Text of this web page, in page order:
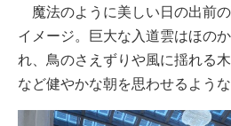
魔法のように美しい日の出前
イメージ。巨大な入道雲はほの
れ、鳥のさえずりや風に揺れる
など健やかな朝を思わせるよう